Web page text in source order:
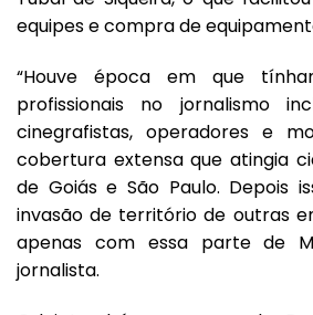
equipes e compra de
“Houve época em que
profissionais no jornalismo
cinegrafistas, operadores e
cobertura extensa que atingia
de Goiás e São Paulo. Depois
invasão de território de outras
apenas com essa parte de
jornalista.